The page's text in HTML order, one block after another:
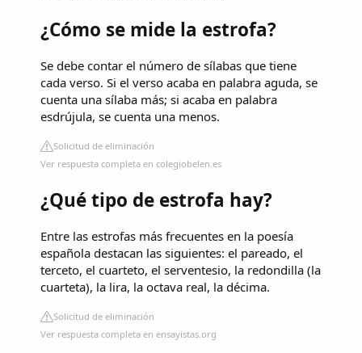
¿Cómo se mide la estrofa?
Se debe contar el número de sílabas que tiene
cada verso. Si el verso acaba en palabra aguda, se
cuenta una sílaba más; si acaba en palabra
esdrújula, se cuenta una menos.
Solicitud de eliminación
Ver respuesta completa en colegiobelen.es
¿Qué tipo de estrofa hay?
Entre las estrofas más frecuentes en la poesía
española destacan las siguientes: el pareado, el
terceto, el cuarteto, el serventesio, la redondilla (la
cuarteta), la lira, la octava real, la décima.
Solicitud de eliminación
Ver respuesta completa en ensayistas.org